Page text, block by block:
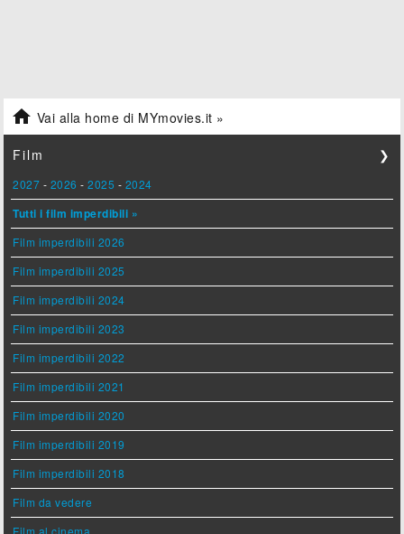
 Vai alla home di MYmovies.it »
Film ❯
2027 - 2026 -2025 - 2024
Tutti i film imperdibili »
Film imperdibili 2026
Film imperdibili 2025
Film imperdibili 2024
Film imperdibili 2023
Film imperdibili 2022
Film imperdibili 2021
Film imperdibili 2020
Film imperdibili 2019
Film imperdibili 2018
Film da vedere